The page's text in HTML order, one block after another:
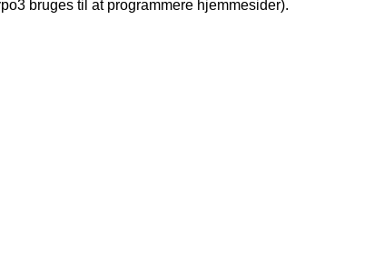
bruges til at programmere hjemmesider).